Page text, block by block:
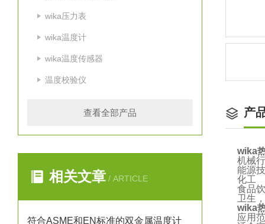
wika压力表
wika温度计
wika温度传感器
温度校验仪
查看全部产品
相关文章 / ARTICLE
符合ASME和EN标准的双金属温度计
产
wika
机械
能源
化工
食品
卫生
wika
应用